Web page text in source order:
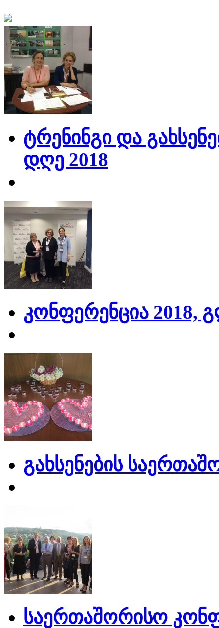
ტრენინგი და
დღე 2018
კონფერენცია 2018,
გახსენების
საერთაშორისო